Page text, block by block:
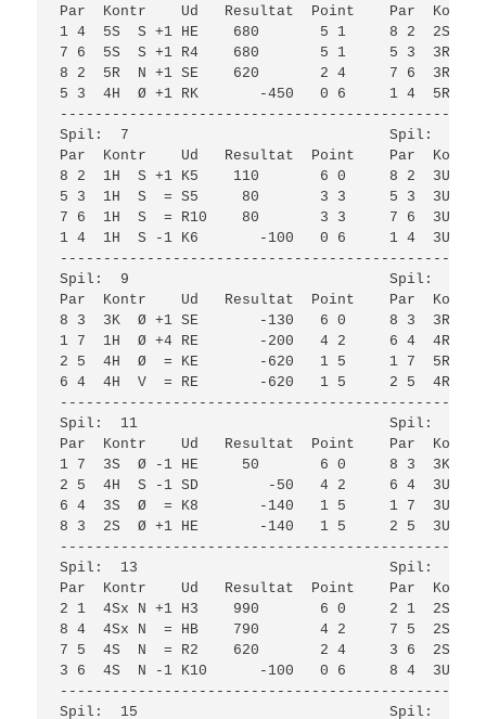
Par  Kontr    Ud   Resultat  Point    Par
1 4  5S  S +1 HE    680       5 1     8 2  2S
7 6  5S  S +1 R4    680       5 1     5 3  3R
8 2  5R  N +1 SE    620       2 4     7 6  3R
5 3  4H  Ø +1 RK       -450   0 6     1 4  5R  V
Spil:  7
Par  Kontr    Ud   Resultat  Point    Par
8 2  1H  S +1 K5    110       6 0     8 2  3U
5 3  1H  S  = S5     80       3 3     5 3  3U  Ø
7 6  1H  S  = R10    80       3 3     7 6  3U  V
1 4  1H  S -1 K6       -100   0 6     1 4  3U  V
Spil:  9
Par  Kontr    Ud   Resultat  Point    Par
8 3  3K  Ø +1 SE       -130   6 0     8 3  3R  N
1 7  1H  Ø +4 RE       -200   4 2     6 4  4R
2 5  4H  Ø  = KE       -620   1 5     1 7  5Rx
6 4  4H  V  = RE       -620   1 5     2 5  4R
Spil:  11
Par  Kontr    Ud   Resultat  Point    Par
1 7  3S  Ø -1 HE     50       6 0     8 3  3K  V
2 5  4H  S -1 SD        -50   4 2     6 4  3U
6 4  3S  Ø  = K8       -140   1 5     1 7  3U  Ø
8 3  2S  Ø +1 HE       -140   1 5     2 5  3U  Ø
Spil:  13
Par  Kontr    Ud   Resultat  Point    Par
2 1  4Sx N +1 H3    990       6 0     2 1  2S
8 4  4Sx N  = HB    790       4 2     7 5  2S
7 5  4S  N  = R2    620       2 4     3 6  2S
3 6  4S  N -1 K10      -100   0 6     8 4  3U
Spil:  15